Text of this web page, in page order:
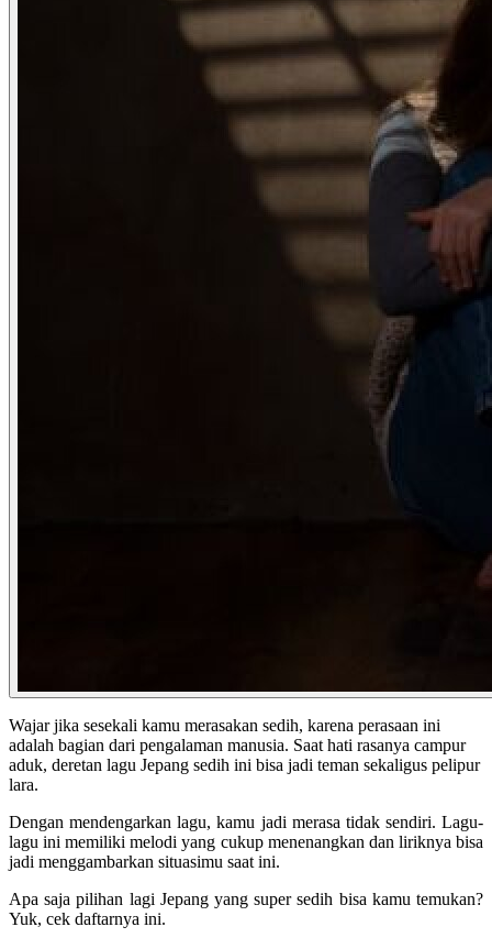
Wajar jika sesekali kamu merasakan sedih, karena perasaan ini
adalah bagian dari pengalaman manusia. Saat hati rasanya campur
aduk, deretan lagu Jepang sedih ini bisa jadi teman sekaligus pelipur
lara.
Dengan mendengarkan lagu, kamu jadi merasa tidak sendiri. Lagu-
lagu ini memiliki melodi yang cukup menenangkan dan liriknya bisa
jadi menggambarkan situasimu saat ini.
Apa saja pilihan lagi Jepang yang super sedih bisa kamu temukan?
Yuk, cek daftarnya ini.